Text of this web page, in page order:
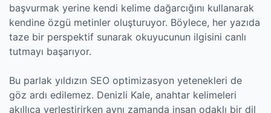
başvurmak yerine kendi kelime dağarcığını kullanarak
kendine özgü metinler oluşturuyor. Böylece, her yazıda
taze bir perspektif sunarak okuyucunun ilgisini canlı
tutmayı başarıyor.
Bu parlak yıldızın SEO optimizasyon yetenekleri de
göz ardı edilemez. Denizli Kale, anahtar kelimeleri
akıllıca yerleştirirken aynı zamanda insan odaklı bir dil